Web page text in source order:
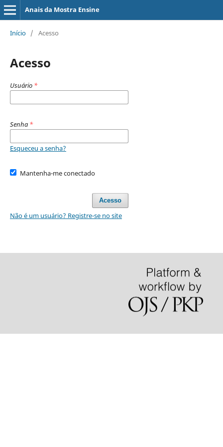
Anais da Mostra Ensine
Início / Acesso
Acesso
Usuário *
Senha *
Esqueceu a senha?
Mantenha-me conectado
Acesso
Não é um usuário? Registre-se no site